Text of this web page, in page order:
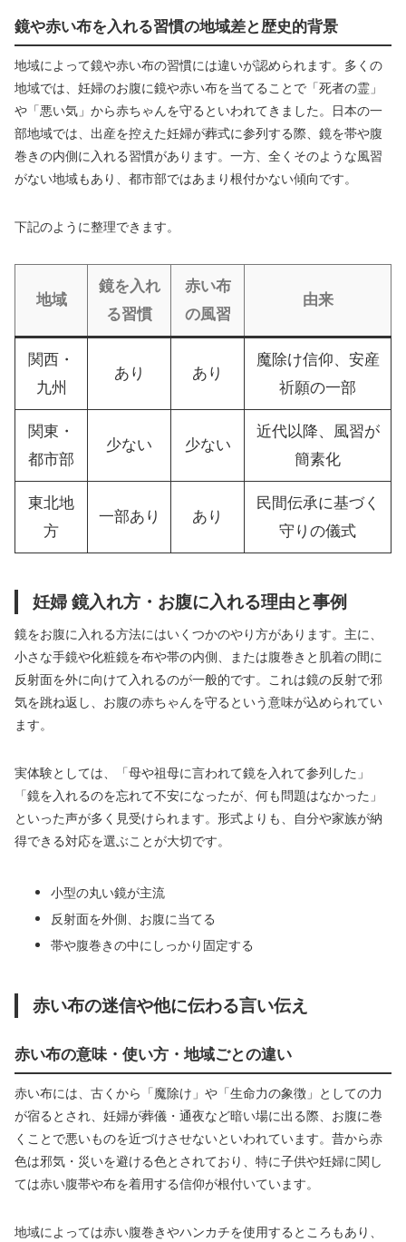
鏡や赤い布を入れる習慣の地域差と歴史的背景
地域によって鏡や赤い布の習慣には違いが認められます。多くの
地域では、妊婦のお腹に鏡や赤い布を当てることで「死者の霊」
や「悪い気」から赤ちゃんを守るといわれてきました。日本の一
部地域では、出産を控えた妊婦が葬式に参列する際、鏡を帯や腹
巻きの内側に入れる習慣があります。一方、全くそのような風習
がない地域もあり、都市部ではあまり根付かない傾向です。
下記のように整理できます。
地域
鏡を入れ
る習慣
赤い布
の風習
由来
関西・
九州
あり あり
魔除け信仰、安産
祈願の一部
関東・
都市部
少ない 少ない
近代以降、風習が
簡素化
東北地
方
一部あり あり
民間伝承に基づく
守りの儀式
妊婦 鏡入れ方・お腹に入れる理由と事例
鏡をお腹に入れる方法にはいくつかのやり方があります。主に、
小さな手鏡や化粧鏡を布や帯の内側、または腹巻きと肌着の間に
反射面を外に向けて入れるのが一般的です。これは鏡の反射で邪
気を跳ね返し、お腹の赤ちゃんを守るという意味が込められてい
ます。
実体験としては、「母や祖母に言われて鏡を入れて参列した」
「鏡を入れるのを忘れて不安になったが、何も問題はなかった」
といった声が多く見受けられます。形式よりも、自分や家族が納
得できる対応を選ぶことが大切です。
小型の丸い鏡が主流
反射面を外側、お腹に当てる
帯や腹巻きの中にしっかり固定する
赤い布の迷信や他に伝わる言い伝え
赤い布の意味・使い方・地域ごとの違い
赤い布には、古くから「魔除け」や「生命力の象徴」としての力
が宿るとされ、妊婦が葬儀・通夜など暗い場に出る際、お腹に巻
くことで悪いものを近づけさせないといわれています。昔から赤
色は邪気・災いを避ける色とされており、特に子供や妊婦に関し
ては赤い腹帯や布を着用する信仰が根付いています。
地域によっては赤い腹巻きやハンカチを使用するところもあり、